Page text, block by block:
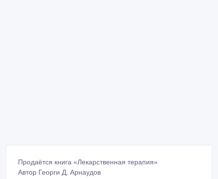
Продаётся книга «Лекарственная терапия»